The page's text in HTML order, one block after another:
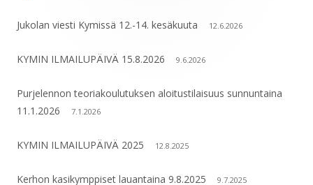
Jukolan viesti Kymissä 12.-14. kesäkuuta 12.6.2026
KYMIN ILMAILUPÄIVÄ 15.8.2026 9.6.2026
Purjelennon teoriakoulutuksen aloitustilaisuus sunnuntaina
11.1.2026
7.1.2026
KYMIN ILMAILUPÄIVÄ 2025 12.8.2025
Kerhon kasikymppiset lauantaina 9.8.2025 9.7.2025